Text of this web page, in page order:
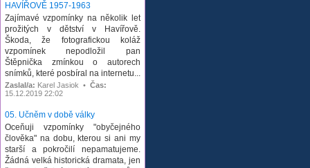
HAVÍŘOVĚ 1957-1963
Zajímavé vzpomínky na několik let
prožitých v dětství v Havířově.
Škoda, že fotografickou koláž
vzpomínek nepodložil pan
Štěpnička zmínkou o autorech
snímků, které posbíral na internetu...
Zaslal/a: Karel Jasiok • Čas:
15.12.2019 22:02
05. Učněm v době války
Oceňuji vzpomínky "obyčejného
člověka" na dobu, kterou si ani my
starší a pokročilí nepamatujeme.
Žádná velká historická dramata, jen